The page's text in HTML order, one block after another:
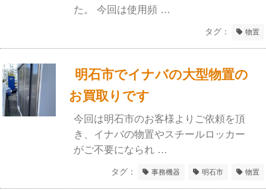
た。 今回は使用頻 …
タグ： 物置
明石市でイナバの大型物置の
お買取りです
今回は明石市のお客様よりご依頼を頂
き、イナバの物置やスチールロッカー
がご不要になられ …
タグ： 事務機器 明石市 物置